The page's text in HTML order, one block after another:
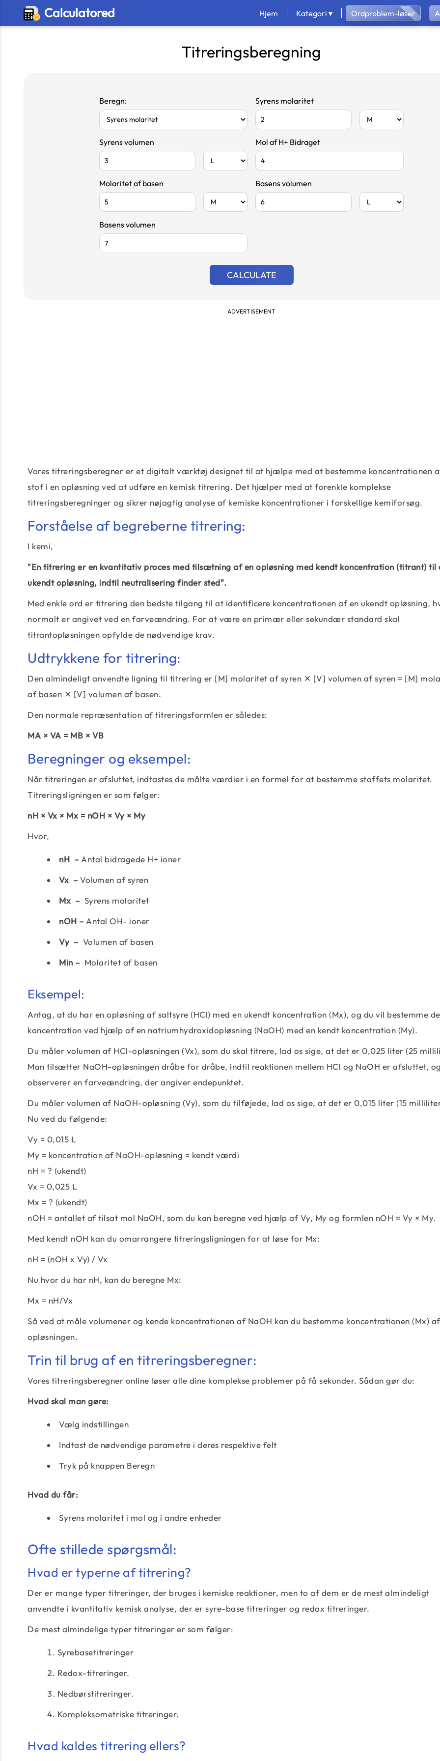
Calculatored Hjem Kategori ▾ Ordproblem-løser
Titreringsberegning
Beregn: Syrens molaritet
Syrens volumen Mol af H+ Bidraget
Molaritet af basen Basens volumen
Basens volumen
CALCULATE
ADVERTISEMENT
Vores titreringsberegner er et digitalt værktøj designet til at hjælpe med at bestemme koncentrationen
stof i en opløsning ved at udføre en kemisk titrering. Det hjælper med at forenkle komplekse
titreringsberegninger og sikrer nøjagtig analyse af kemiske koncentrationer i forskellige kemiforsøg.
Forståelse af begreberne titrering:
I kemi,
"En titrering er en kvantitativ proces med tilsætning af en opløsning med kendt koncentration (titrant) til
ukendt opløsning, indtil neutralisering finder sted".
Med enkle ord er titrering den bedste tilgang til at identificere koncentrationen af ​​en ukendt opløsning,
normalt er angivet ved en farveændring. For at være en primær eller sekundær standard skal
titrantopløsningen opfylde de nødvendige krav.
Udtrykkene for titrering:
Den almindeligt anvendte ligning til titrering er [M] molaritet af syren ✕ [V] volumen af ​​syren = [M]
af basen ✕ [V] volumen af ​​basen.
Den normale repræsentation af titreringsformlen er således:
MA × VA = MB × VB
Beregninger og eksempel:
Når titreringen er afsluttet, indtastes de målte værdier i en formel for at bestemme stoffets molaritet.
Titreringsligningen er som følger:
nH × Vx × Mx = nOH × Vy × My
Hvor,
nH – Antal bidragede H+ ioner
Vx – Volumen af ​​syren
Mx – Syrens molaritet
nOH – Antal OH- ioner
Vy – Volumen af ​​basen
Min – Molaritet af basen
Eksempel:
Antag, at du har en opløsning af saltsyre (HCl) med en ukendt koncentration (Mx), og du vil bestemme
koncentration ved hjælp af en natriumhydroxidopløsning (NaOH) med en kendt koncentration (My).
Du måler volumen af ​​HCl-opløsningen (Vx), som du skal titrere, lad os sige, at det er 0,025 liter (25
Man tilsætter NaOH-opløsningen dråbe for dråbe, indtil reaktionen mellem HCl og NaOH er afsluttet,
observerer en farveændring, der angiver endepunktet.
Du måler volumen af ​​NaOH-opløsning (Vy), som du tilføjede, lad os sige, at det er 0,015 liter (15
Nu ved du følgende:
Vy = 0,015 L
My = koncentration af NaOH-opløsning = kendt værdi
nH = ? (ukendt)
Vx = 0,025 L
Mx = ? (ukendt)
nOH = antallet af tilsat mol NaOH, som du kan beregne ved hjælp af Vy, My og formlen nOH = Vy × My.
Med kendt nOH kan du omarrangere titreringsligningen for at løse for Mx:
nH = (nOH x Vy) / Vx
Nu hvor du har nH, kan du beregne Mx:
Mx = nH/Vx
Så ved at måle volumener og kende koncentrationen af ​​NaOH kan du bestemme koncentrationen (Mx)
opløsningen.
Trin til brug af en titreringsberegner:
Vores titreringsberegner online løser alle dine komplekse problemer på få sekunder. Sådan gør du:
Hvad skal man gøre:
Vælg indstillingen
Indtast de nødvendige parametre i deres respektive felt
Tryk på knappen Beregn
Hvad du får:
Syrens molaritet i mol og i andre enheder
Ofte stillede spørgsmål:
Hvad er typerne af titrering?
Der er mange typer titreringer, der bruges i kemiske reaktioner, men to af dem er de mest almindeligt
anvendte i kvantitativ kemisk analyse, der er syre-base titreringer og redox titreringer.
De mest almindelige typer titreringer er som følger:
Syrebasetitreringer
Redox-titreringer.
Nedbørstitreringer.
Kompleksometriske titreringer.
Hvad kaldes titrering ellers?